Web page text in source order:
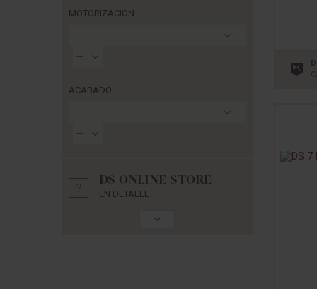
MOTORIZACIÓN
---
---
ACABADO
---
---
DS ONLINE STORE
EN DETALLE